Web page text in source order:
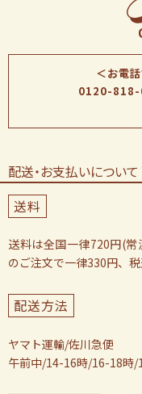
＜お電
0120-
配送・お支払いについて
送料
送料は全国一律720円(
のご注文で一律330円、
配送方法
ヤマト運輸/佐川急便
午前中/14-16時/16-18時